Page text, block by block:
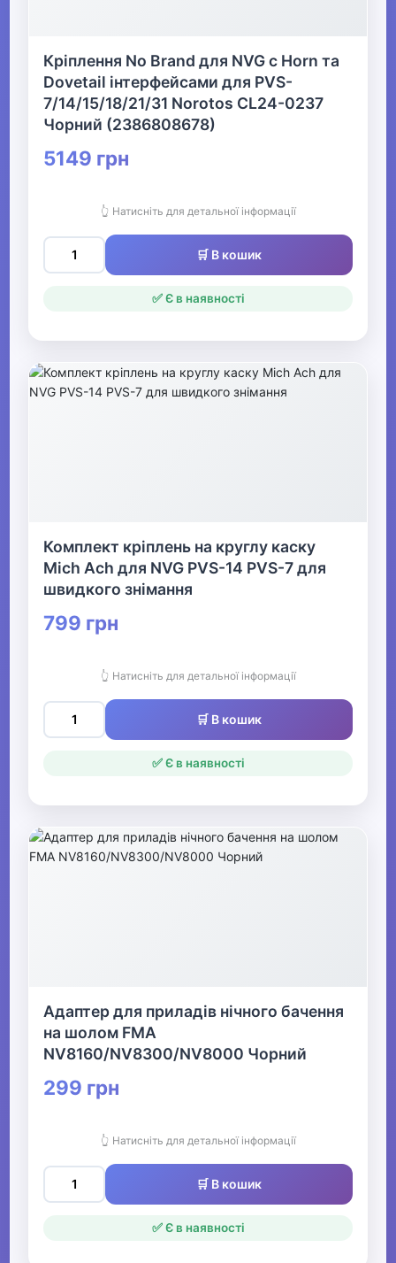
Кріплення No Brand для NVG c Horn та
Dovetail інтерфейсами для PVS-
7/14/15/18/21/31 Norotos CL24-0237
Чорний (2386808678)
5149 грн
👆 Натисніть для детальної інформації
🛒 В кошик
✅ Є в наявності
Комплект кріплень на круглу каску
Mich Ach для NVG PVS-14 PVS-7 для
швидкого знімання
799 грн
👆 Натисніть для детальної інформації
🛒 В кошик
✅ Є в наявності
Адаптер для приладів нічного бачення
на шолом FMA
NV8160/NV8300/NV8000 Чорний
299 грн
👆 Натисніть для детальної інформації
🛒 В кошик
✅ Є в наявності